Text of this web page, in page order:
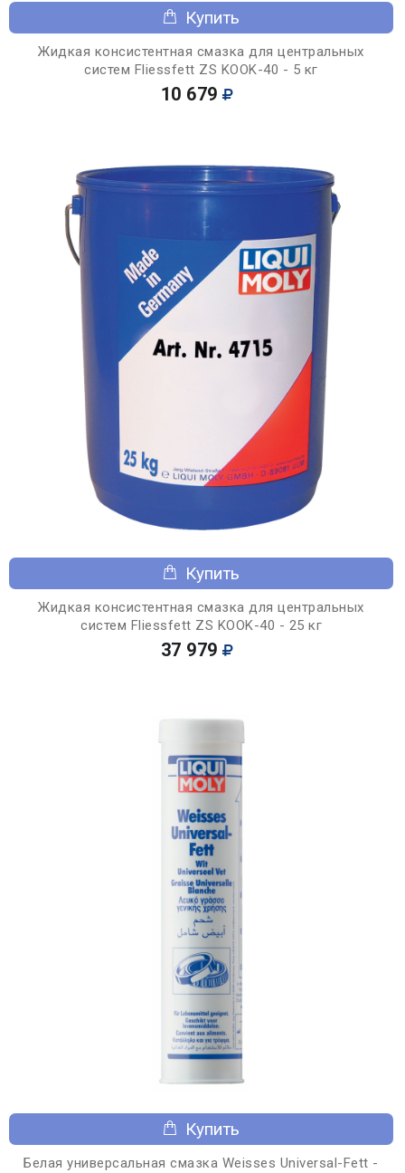
Купить
Жидкая консистентная смазка для центральных
систем Fliessfett ZS KOOK-40 - 5 кг
10 679
Купить
Жидкая консистентная смазка для центральных
систем Fliessfett ZS KOOK-40 - 25 кг
37 979
Купить
Белая универсальная смазка Weisses Universal-Fett -